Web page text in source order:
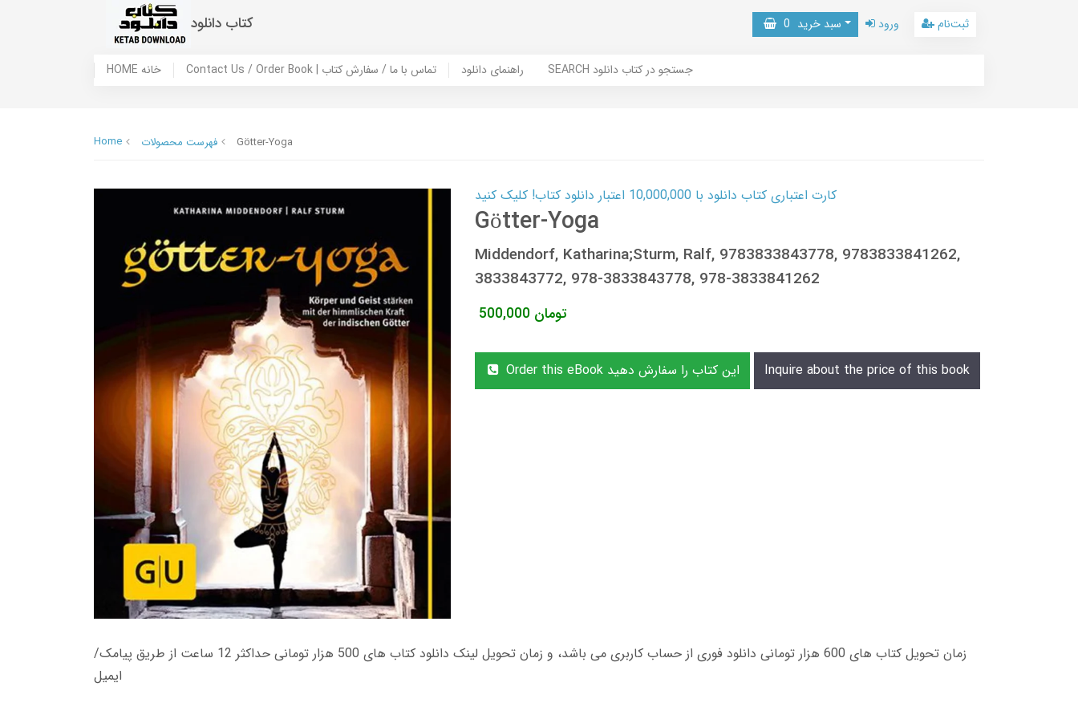
کتاب دانلود سبد خرید 0 ورود ثبت‌نام
HOME خانه Contact Us / Order Book | تماس با ما / سفارش کتاب راهنمای دانلود SEARCH جستجو در کتاب دانلود
Home فهرست محصولات Götter-Yoga
کارت اعتباری کتاب دانلود با 10,000,000 اعتبار دانلود کتاب! کلیک کنید
Götter-Yoga
Middendorf, Katharina;Sturm, Ralf, 9783833843778, 9783833841262,
3833843772, 978-3833843778, 978-3833841262
500,000 تومان
Order this eBook این کتاب را سفارش دهید Inquire about the price of this book
زمان تحویل کتاب های 600 هزار تومانی دانلود فوری از حساب کاربری می باشد، و زمان تحویل لینک دانلود کتاب های 500 هزار تومانی حداکثر 12 ساعت از طریق پیامک/
ایمیل